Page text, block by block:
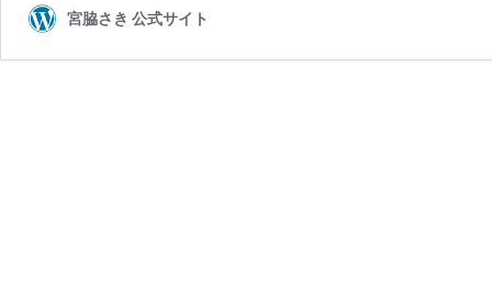
宮脇さき 公式サイト